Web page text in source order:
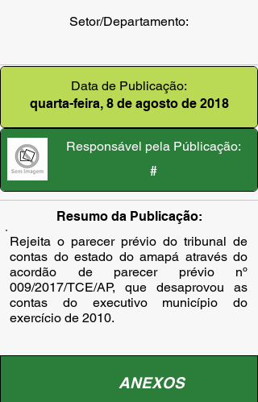
Setor/Departamento:
Data de Publicação:
quarta-feira, 8 de agosto de 2018
Responsável pela Públicação:
#
Resumo da Publicação:
Rejeita o parecer prévio do tribunal de
contas do estado do amapá através do
acordão de parecer prévio nº
009/2017/TCE/AP, que desaprovou as
contas do executivo município do
exercício de 2010.
ANEXOS